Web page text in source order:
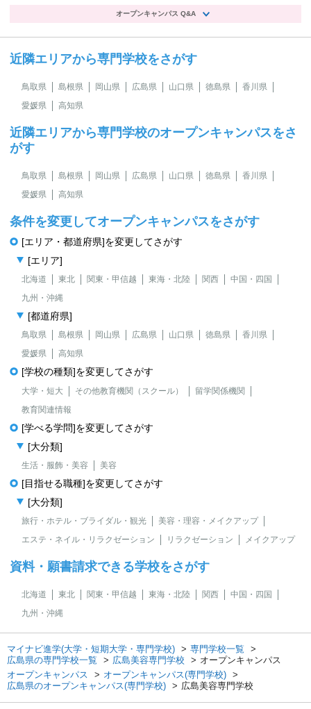
オープンキャンパス Q&A
近隣エリアから専門学校をさがす
鳥取県 島根県 岡山県 広島県 山口県 徳島県
香川県
愛媛県
高知県
近隣エリアから専門学校のオープンキャンパスをさ
がす
鳥取県 島根県 岡山県 広島県 山口県 徳島県
香川県
愛媛県
高知県
条件を変更してオープンキャンパスをさがす
[エリア・都道府県]を変更してさがす
[エリア]
北海道 東北 関東・甲信越 東海・北陸 関西
中国・四国
九州・沖縄
[都道府県]
鳥取県 島根県 岡山県 広島県 山口県 徳島県
香川県
愛媛県
高知県
[学校の種類]を変更してさがす
大学・短大 その他教育機関（スクール）
留学関係機関
教育関連情報
[学べる学問]を変更してさがす
[大分類]
生活・服飾・美容 美容
[目指せる職種]を変更してさがす
[大分類]
旅行・ホテル・ブライダル・観光
美容・理容・メイクアップ
エステ・ネイル・リラクゼーション
リラクゼーション メイクアップ
資料・願書請求できる学校をさがす
北海道 東北 関東・甲信越 東海・北陸 関西
中国・四国
九州・沖縄
マイナビ進学(大学・短期大学・専門学校)
専門学校一覧
広島県の専門学校一覧
広島美容専門学校
オープンキャンパス
オープンキャンパス
オープンキャンパス(専門学校)
広島県のオープンキャンパス(専門学校)
広島美容専門学校